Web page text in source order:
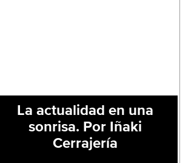
La actualidad en una
sonrisa. Por Iñaki
Cerrajería